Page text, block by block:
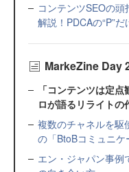
コンテンツSEOの
解説！PDCAの“P”
MarkeZine Day
「コンテンツは定
ロが語るリライトの
複数のチャネルを
の「BtoBコミュニケ
エン・ジャパン事例